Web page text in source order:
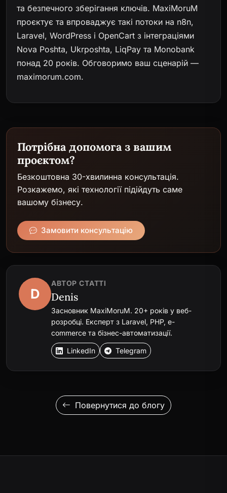
та безпечного зберігання ключів. MaxiMoruM
проєктує та впроваджує такі потоки на n8n,
Laravel, WordPress і OpenCart з інтеграціями
Nova Poshta, Ukrposhta, LiqPay та Monobank
понад 20 років. Обговоримо ваш сценарій —
maximorum.com.
Потрібна допомога з вашим
проєктом?
Безкоштовна 30-хвилинна консультація.
Розкажемо, які технології підійдуть саме
вашому бізнесу.
Замовити консультацію
D
АВТОР СТАТТІ
Denis
Засновник MaxiMoruM. 20+ років у веб-
розробці. Експерт з Laravel, PHP, e-
commerce та бізнес-автоматизації.
LinkedIn Telegram
Повернутися до блогу